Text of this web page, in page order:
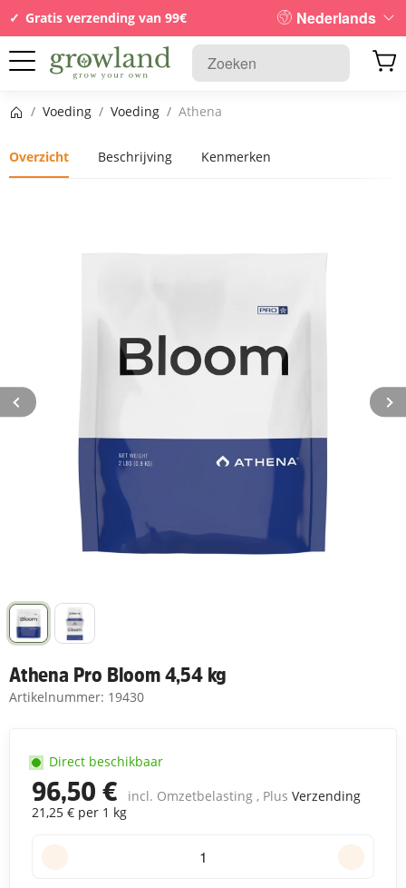
Gratis verzending van 99€ Nederlands
Startpagina
/ Voeding / Voeding / Athena
Overzicht Beschrijving Kenmerken
Athena Pro Bloom 4,54 kg
Artikelnummer: 19430
96,50 € incl. Omzetbelasting , Plus Verzending
21,25 € per 1 kg
Direct beschikbaar